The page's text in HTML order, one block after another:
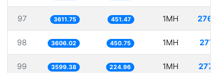
97 3611.75 451.47 1MH
98 3606.02 450.75 1MH
99 3599.38 224.96 1MH